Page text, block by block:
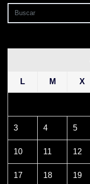
L M X
3 4 5
10 11 12
17 18 19